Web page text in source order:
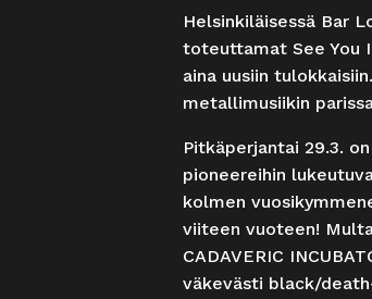
Helsinkiläisessä Bar
toteuttamat See You
aina uusiin
metallimusiikin
Pitkäperjantai 29.3.
pioneereihin
kolmen
viiteen vuoteen!
CADAVERIC
väkevästi black/